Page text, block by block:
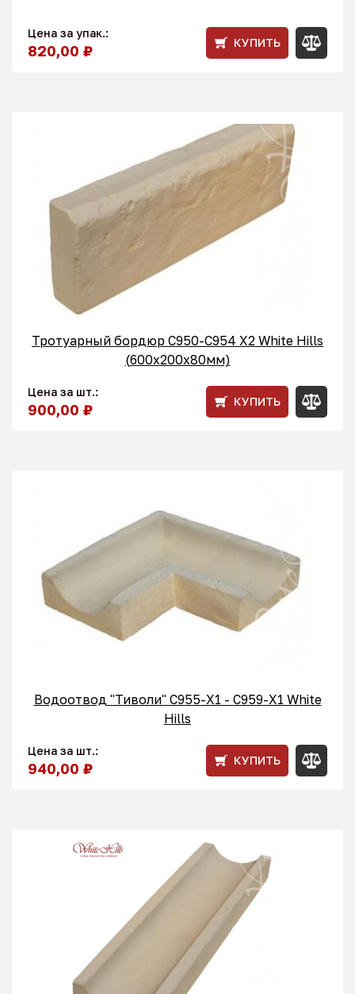
Цена за упак.:
820,00 ₽ КУПИТЬ
Тротуарный бордюр С950-C954 X2 White Hills
(600x200x80мм)
Цена за шт.:
900,00 ₽ КУПИТЬ
Водоотвод "Тиволи" С955-X1 - C959-X1 White
Hills
Цена за шт.:
940,00 ₽ КУПИТЬ